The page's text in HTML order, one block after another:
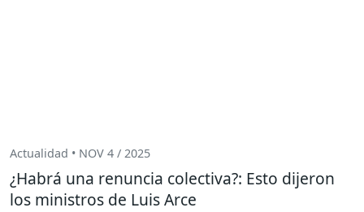
Actualidad • NOV 4 / 2025
¿Habrá una renuncia colectiva?: Esto dijeron
los ministros de Luis Arce